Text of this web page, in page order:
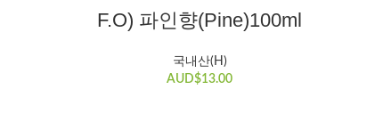
F.O) 파인향(Pine)100ml
국내산(H)
AUD$13.00